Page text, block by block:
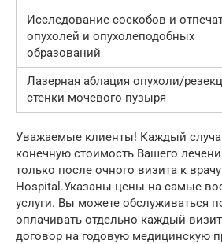
Исследование соскобов и
опухолей и опухолеподобных
образований
Лазерная аблация опухоли/
стенки мочевого пузыря
Уважаемые клиенты! Каждый
конечную стоимость Вашего
только после очного визита к
Hospital.Указаны цены на самые
услуги. Вы можете обслуживаться
оплачивать отдельно каждый
договор на годовую медицинскую